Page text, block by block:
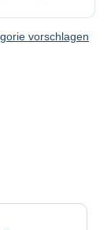
vorschlagen